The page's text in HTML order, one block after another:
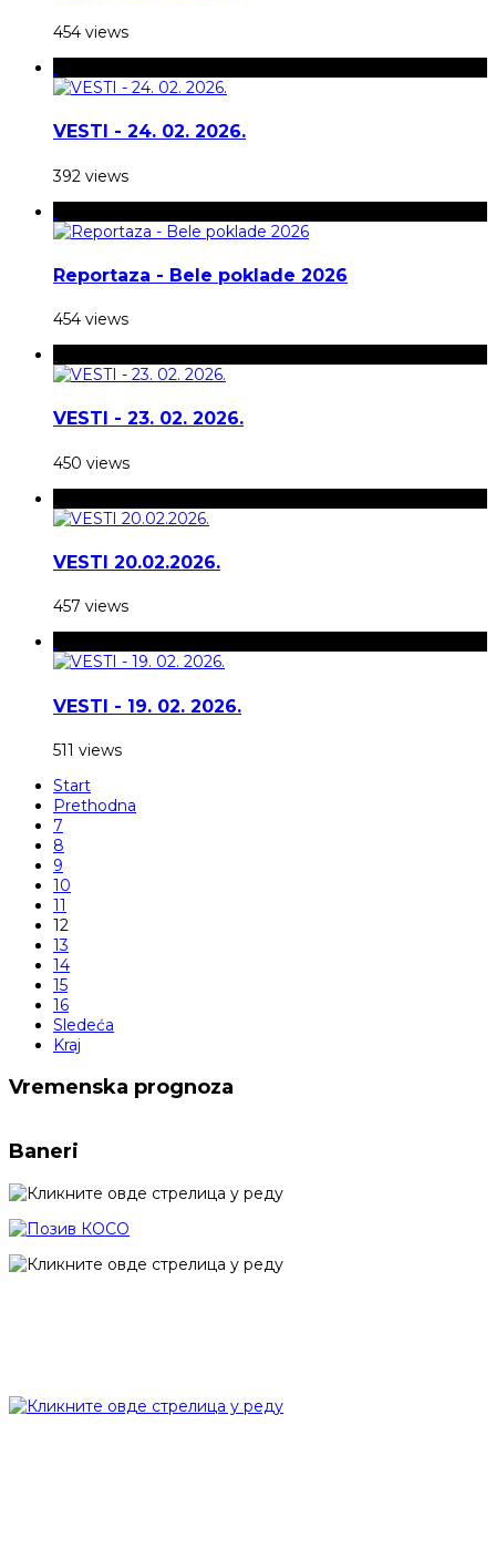
454 views
VESTI - 24. 02. 2026.
392 views
Reportaza - Bele poklade 2026
454 views
VESTI - 23. 02. 2026.
450 views
VESTI 20.02.2026.
457 views
VESTI - 19. 02. 2026.
511 views
Start
Prethodna
7
8
9
10
11
12
13
14
15
16
Sledeća
Kraj
Vremenska prognoza
Baneri